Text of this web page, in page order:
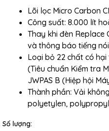
Lõi lọc Micro Carbon
Công suất: 8.000 lít
Thay khi đèn Replace
và thông báo tiếng nói
Loại bỏ 22 chất có hại
(Tiêu chuẩn Kiểm tra
JWPAS B (Hiệp hội
Thành phần: Vải
polyetylen,
Số lượng: